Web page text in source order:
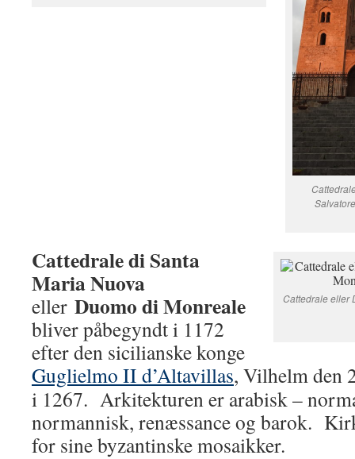
Cattedrale eller
Cattedrale di Santa
Maria Nuova
eller Duomo di Monreale
bliver påbegyndt i 1172
efter den sicilianske konge
Guglielmo II d’Altavillas, Vilhelm den
i 1267. Arkitekturen er arabisk –
normannisk, renæssance og barok.
for sine byzantinske mosaikker.